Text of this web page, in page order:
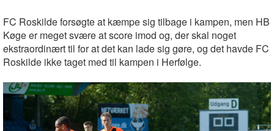
FC Roskilde forsøgte at kæmpe sig tilbage i kampen, men HB
Køge er meget svære at score imod og, der skal noget
ekstraordinært til for at det kan lade sig gøre, og det havde FC
Roskilde ikke taget med til kampen i Herfølge.